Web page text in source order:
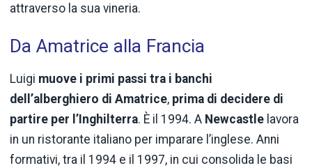
attraverso la sua vineria.
Da Amatrice alla Francia
Luigi muove i primi passi tra i banchi
dell’alberghiero di Amatrice, prima di decidere di
partire per l’Inghilterra. È il 1994. A Newcastle lavora
in un ristorante italiano per imparare l’inglese. Anni
formativi, tra il 1994 e il 1997, in cui consolida le basi